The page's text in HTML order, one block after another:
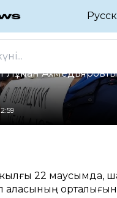
қазақстандық
Лұқпан Ахмедьяровты
жылғы 22 маусымда,
қаласының